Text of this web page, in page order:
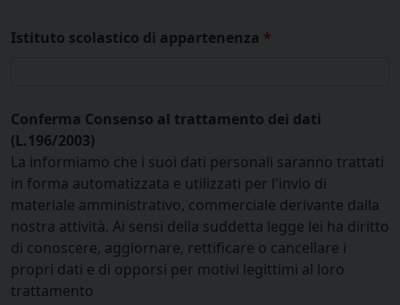
Istituto scolastico di appartenenza *
Conferma Consenso al trattamento dei dati
(L.196/2003)
La informiamo che i suoi dati personali saranno trattati
in forma automatizzata e utilizzati per l'invio di
materiale amministrativo, commerciale derivante dalla
nostra attività. Ai sensi della suddetta legge lei ha diritto
di conoscere, aggiornare, rettificare o cancellare i
propri dati e di opporsi per motivi legittimi al loro
trattamento